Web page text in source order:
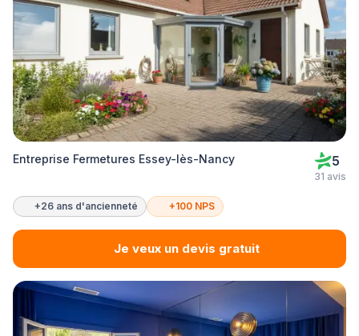
Entreprise Fermetures Essey-lès-Nancy 5
31 avis
+26 ans d'ancienneté +100 NPS
Je veux un devis gratuit